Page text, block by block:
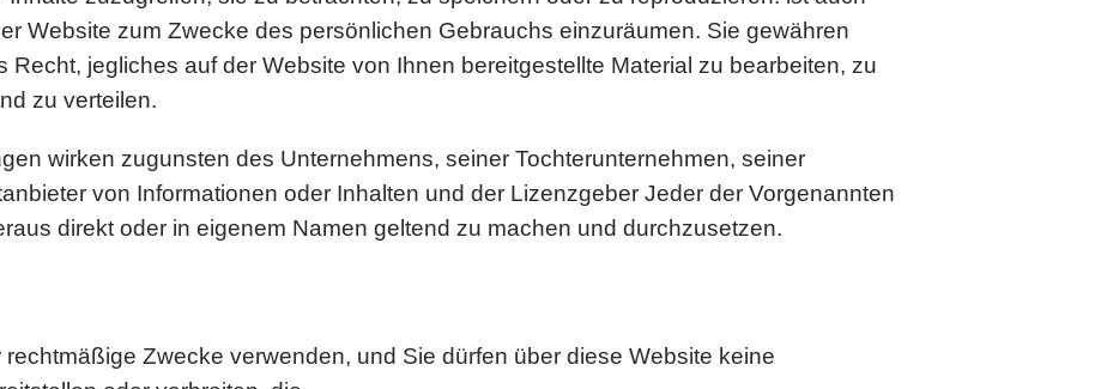
Website zum Zwecke des persönlichen Gebrauchs einzuräumen. Sie gewähren
Recht, jegliches auf der Website von Ihnen bereitgestellte Material zu bearbeiten, zu
zu verteilen.
wirken zugunsten des Unternehmens, seiner Tochterunternehmen, seiner
von Informationen oder Inhalten und der Lizenzgeber Jeder der Vorgenannten
direkt oder in eigenem Namen geltend zu machen und durchzusetzen.
Zwecke verwenden, und Sie dürfen über diese Website keine